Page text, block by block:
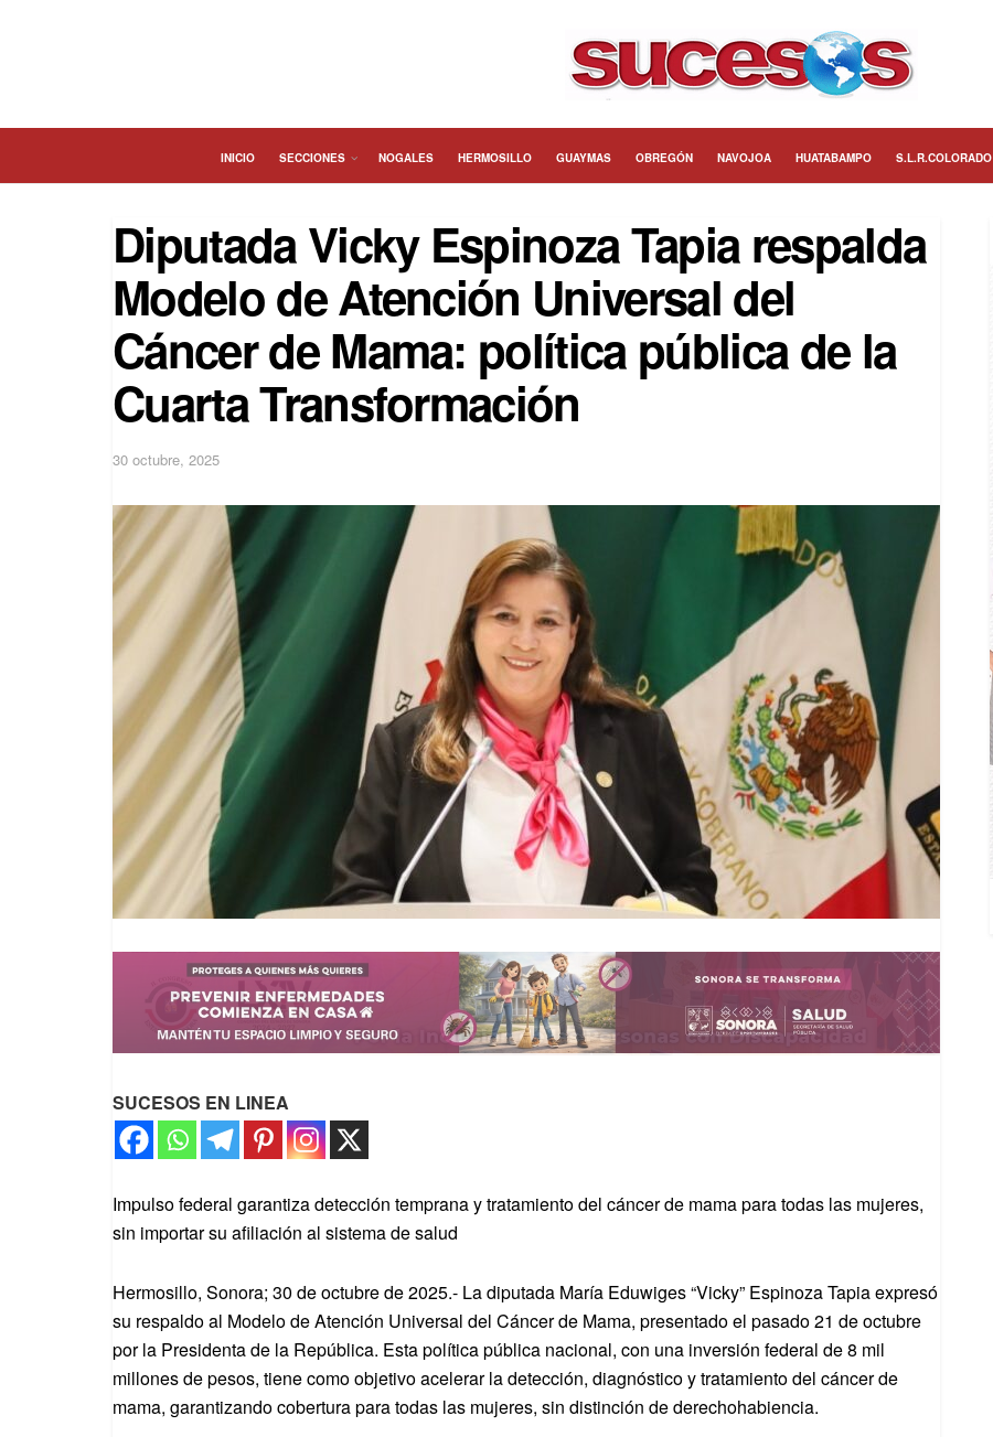
INICIO SECCIONES NOGALES HERMOSILLO GUAYMAS OBREGÓN NAVOJOA HUATABAMPO S.L.R.COLORADO
Diputada Vicky Espinoza Tapia respalda
Modelo de Atención Universal del
Cáncer de Mama: política pública de la
Cuarta Transformación
30 octubre, 2025
SUCESOS EN LINEA
Impulso federal garantiza detección temprana y tratamiento del cáncer de mama para todas las mujeres,
sin importar su afiliación al sistema de salud
Hermosillo, Sonora; 30 de octubre de 2025.- La diputada María Eduwiges “Vicky” Espinoza Tapia expresó
su respaldo al Modelo de Atención Universal del Cáncer de Mama, presentado el pasado 21 de octubre
por la Presidenta de la República. Esta política pública nacional, con una inversión federal de 8 mil
millones de pesos, tiene como objetivo acelerar la detección, diagnóstico y tratamiento del cáncer de
mama, garantizando cobertura para todas las mujeres, sin distinción de derechohabiencia.